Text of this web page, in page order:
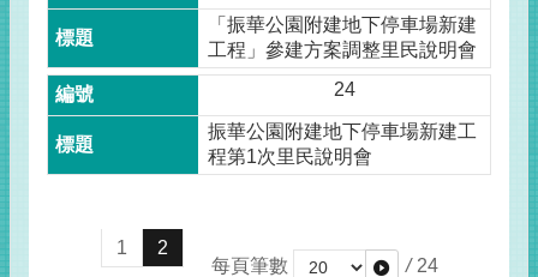
「振華公園附建地下停車場新建
工程」參建方案調整里民說明會
24
振華公園附建地下停車場新建工
程第1次里民說明會
1
2
每頁筆數
/ 24